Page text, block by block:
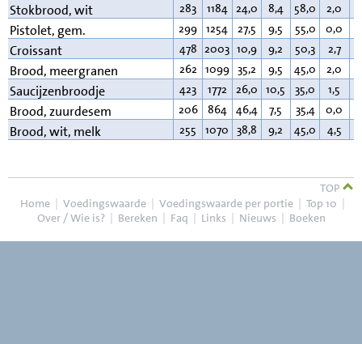
Stokbrood, wit 283 1184 24,0 8,4 58,0 2,0
Pistolet, gem. 299 1254 27,5 9,5 55,0 0,0
Croissant 478 2003 10,9 9,2 50,3 2,7
Brood, meergranen 262 1099 35,2 9,5 45,0 2,0
Saucijzenbroodje 423 1772 26,0 10,5 35,0 1,5
Brood, zuurdesem 206 864 46,4 7,5 35,4 0,0
Brood, wit, melk 255 1070 38,8 9,2 45,0 4,5
TOP
Home | Voedingswaarde | Voedingswaarde per portie | Top 10 |
Over / Wie is? | Bereken | Faq | Links | Nieuws | Boeken